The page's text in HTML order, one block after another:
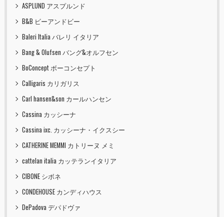
ASPLUND アスプルンド
B&B ビーアンドビー
Baleri Italia バレリ イタリア
Bang & Olufsen バング&オルフセン
BoConcept ボーコンセプト
Calligaris カリガリス
Carl hansen&son カールハンセン
Cassina カッシーナ
Cassina ixc. カッシーナ・イクスシー
CATHERINE MEMMI カトリーヌ メミ
cattelan italia カッテランイタリア
CIBONE シボネ
CONDEHOUSE カンディハウス
DePadova デパドヴァ